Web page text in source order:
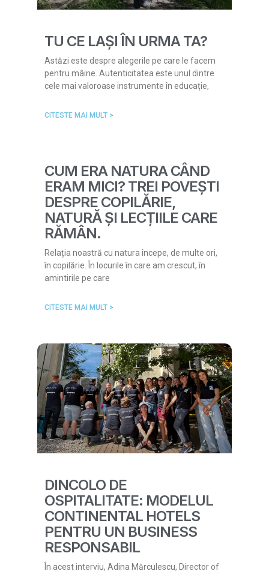
TU CE LAȘI ÎN URMA TA?
Astăzi este despre alegerile pe care le facem
pentru mâine. Autenticitatea este unul dintre
cele mai valoroase instrumente în educație,
CITESTE MAI MULT >
CUM ERA NATURA CÂND
ERAM MICI? TREI POVEȘTI
DESPRE COPILĂRIE,
NATURĂ ȘI LECȚIILE CARE
RĂMÂN.
Relația noastră cu natura începe, de multe ori,
în copilărie. În locurile în care am crescut, în
amintirile pe care
CITESTE MAI MULT >
DINCOLO DE
OSPITALITATE: MODELUL
CONTINENTAL HOTELS
PENTRU UN BUSINESS
RESPONSABIL
În acest interviu, Adina Mărculescu, Director of